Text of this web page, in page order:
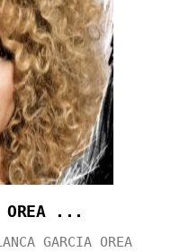
OREA ...
GARCIA OREA